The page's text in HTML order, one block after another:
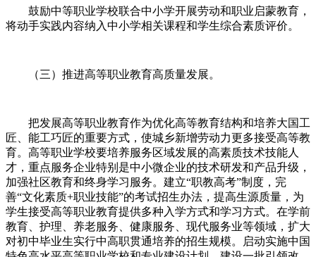
鼓励中等职业学校联合中小学开展劳动和职业启蒙教育，
将动手实践内容纳入中小学相关课程和学生综合素质评价。
（三）推进高等职业教育高质量发展。
把发展高等职业教育作为优化高等教育结构和培养大国工
匠、能工巧匠的重要方式，使城乡新增劳动力更多接受高等教
育。高等职业学校要培养服务区域发展的高素质技术技能人
才，重点服务企业特别是中小微企业的技术研发和产品升级，
加强社区教育和终身学习服务。建立“职教高考”制度，完
善“文化素质+职业技能”的考试招生办法，提高生源质量，为
学生接受高等职业教育提供多种入学方式和学习方式。在学前
教育、护理、养老服务、健康服务、现代服务业等领域，扩大
对初中毕业生实行中高职贯通培养的招生规模。启动实施中国